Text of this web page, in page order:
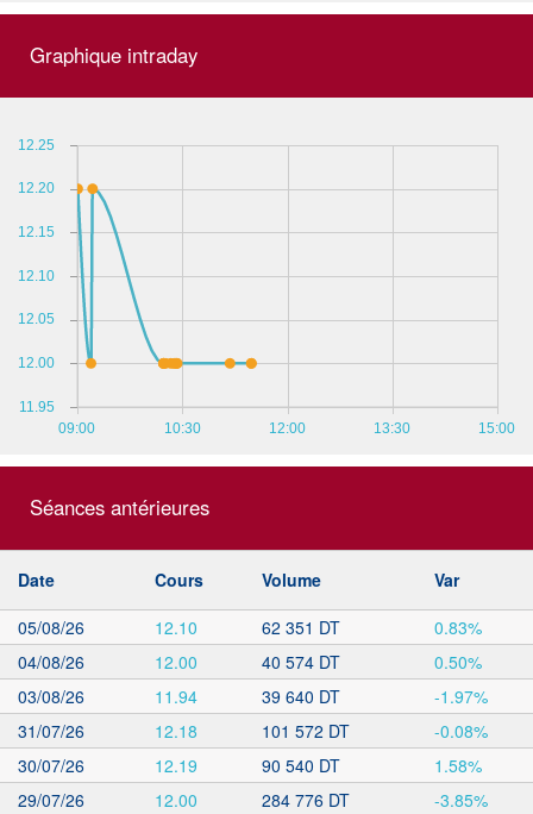
Graphique intraday
09:00 10:30 12:00 13:30 15:00
11.95
12.00
12.05
12.10
12.15
12.20
12.25
Séances antérieures
Date Cours Volume
Var
05/08/26
12.10 62 351 DT
0.83%
04/08/26
12.00 40 574 DT
0.50%
03/08/26
11.94 39 640 DT
-1.97%
31/07/26
12.18 101 572 DT
-0.08%
30/07/26
12.19 90 540 DT
1.58%
29/07/26
12.00 284 776 DT
-3.85%